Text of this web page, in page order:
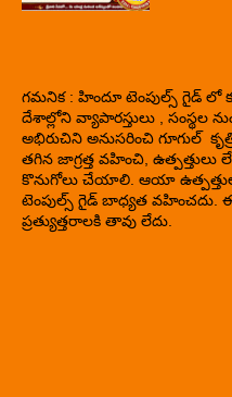
గమనిక : హిందూ టెంపుల్స్ గైడ్ లో
దేశాల్లోని వ్యాపారస్తులు , సంస్థల
అభిరుచిని అనుసరించి గూగుల్
తగిన జాగ్రత్త వహించి,
కొనుగోలు చేయాలి. ఆయా
టెంపుల్స్ గైడ్ బాధ్యత వహించదు.
ప్రత్యుత్తరాలకి తావు లేదు.